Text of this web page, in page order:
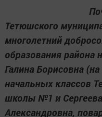
Тетюшского
многолетний
образования района
Галина Борисовна
начальных классов
школы №1 и
Александровна,